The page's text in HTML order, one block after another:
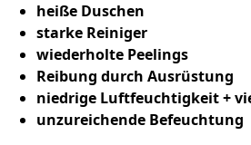
heiße Duschen
starke Reiniger
wiederholte Peelings
Reibung durch Ausrüstung
niedrige Luftfeuchtigkeit +
unzureichende Befeuchtung